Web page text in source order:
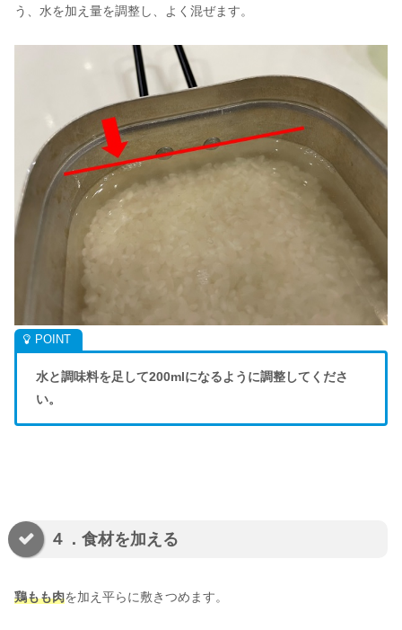
う、水を加え量を調整し、よく混ぜます。
水と調味料を足して200mlになるように調整してくださ
い。
４．食材を加える
鶏もも肉を加え平らに敷きつめます。